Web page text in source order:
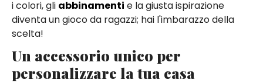
i colori, gli abbinamenti e la giusta ispirazione
diventa un gioco da ragazzi; hai l'imbarazzo della
scelta!
Un accessorio unico per
personalizzare la tua casa